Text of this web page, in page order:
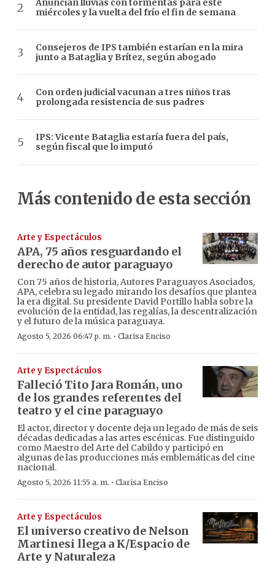
Anuncian lluvias con tormentas para este
miércoles y la vuelta del frío el fin de semana
Consejeros de IPS también estarían en la mira
junto a Bataglia y Brítez, según abogado
Con orden judicial vacunan a tres niños tras
prolongada resistencia de sus padres
IPS: Vicente Bataglia estaría fuera del país,
según fiscal que lo imputó
Más contenido de esta sección
Arte y Espectáculos
APA, 75 años resguardando el
derecho de autor paraguayo
Con 75 años de historia, Autores Paraguayos Asociados,
APA, celebra su legado mirando los desafíos que plantea
la era digital. Su presidente David Portillo habla sobre la
evolución de la entidad, las regalías, la descentralización
y el futuro de la música paraguaya.
Agosto 5, 2026 06:47 p. m. · Clarisa Enciso
Arte y Espectáculos
Falleció Tito Jara Román, uno
de los grandes referentes del
teatro y el cine paraguayo
El actor, director y docente deja un legado de más de seis
décadas dedicadas a las artes escénicas. Fue distinguido
como Maestro del Arte del Cabildo y participó en
algunas de las producciones más emblemáticas del cine
nacional.
Agosto 5, 2026 11:55 a. m. · Clarisa Enciso
Arte y Espectáculos
El universo creativo de Nelson
Martinesi llega a K/Espacio de
Arte y Naturaleza